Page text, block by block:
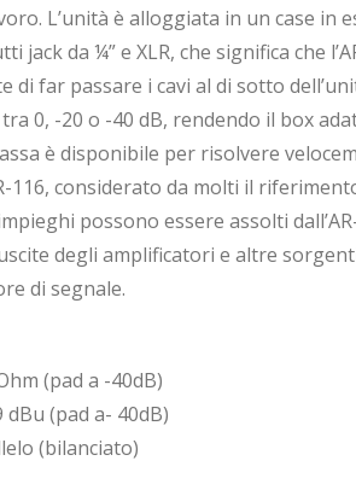
L’unità è alloggiata in un case in
da ¼” e XLR, che significa che
far passare i cavi al di sotto
0, -20 o -40 dB, rendendo il box
è disponibile per risolvere
116, considerato da molti il
possono essere assolti
degli amplificatori e altre
di segnale.
(pad a -40dB)
(pad a- 40dB)
(bilanciato)